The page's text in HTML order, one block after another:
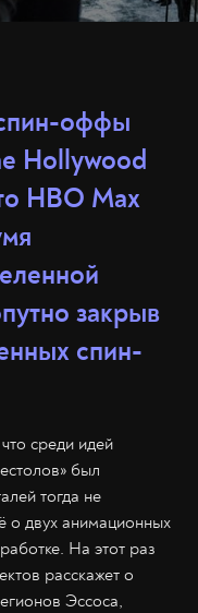
оффы
Hollywood
HBO Max
закрыв
спин-
среди идей
был
тогда не
о двух анимационных
На этот раз
расскажет о
Эссоса,